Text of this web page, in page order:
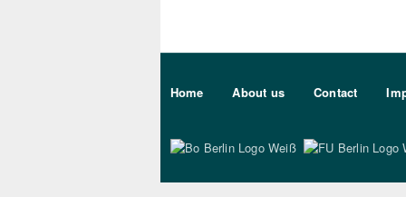
Sekundärmenu DE
Home About us Contact
Bo Berlin Logo